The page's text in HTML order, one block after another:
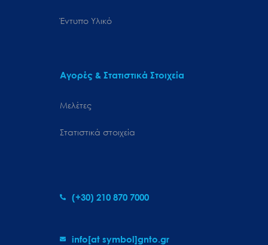
Έντυπο Υλικό
Αγορές & Στατιστικά Στοιχεία
Μελέτες
Στατιστικά στοιχεία
(+30) 210 870 7000
info[at symbol]gnto.gr